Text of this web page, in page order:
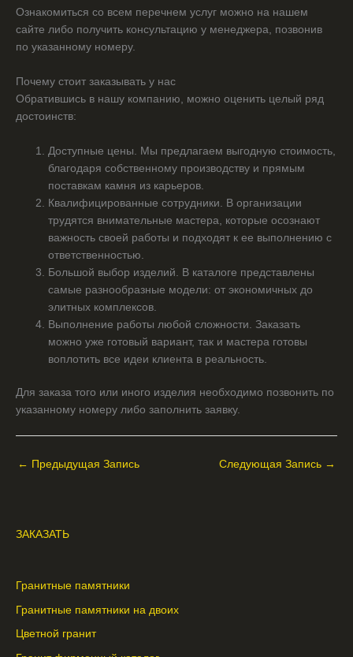
Ознакомиться со всем перечнем услуг можно на нашем
сайте либо получить консультацию у менеджера, позвонив
по указанному номеру.
Почему стоит заказывать у нас
Обратившись в нашу компанию, можно оценить целый ряд
достоинств:
Доступные цены. Мы предлагаем выгодную стоимость,
благодаря собственному производству и прямым
поставкам камня из карьеров.
Квалифицированные сотрудники. В организации
трудятся внимательные мастера, которые осознают
важность своей работы и подходят к ее выполнению с
ответственностью.
Большой выбор изделий. В каталоге представлены
самые разнообразные модели: от экономичных до
элитных комплексов.
Выполнение работы любой сложности. Заказать
можно уже готовый вариант, так и мастера готовы
воплотить все идеи клиента в реальность.
Для заказа того или иного изделия необходимо позвонить по
указанному номеру либо заполнить заявку.
← Предыдущая Запись Следующая Запись →
ЗАКАЗАТЬ
Гранитные памятники
Гранитные памятники на двоих
Цветной гранит